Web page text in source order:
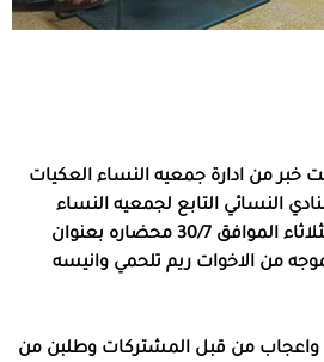
من ادارة جمعيه النساء العكيات
النسائي التابع لجمعيه النساء
العكيات اقيم مساء يوم الثلاثاء الموافق 30/7 محضاره بعنوان
من الاخوات ريم تلحمي وانيسه
من قبل المشتركات وطلبن من